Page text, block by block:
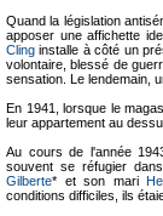
Quand la législation
apposer une affichette
Cling installe à côté un
volontaire, blessé de
sensation. Le lendemain,
En 1941, lorsque le
leur appartement au
Au cours de l'année
souvent se réfugier
Gilberte* et son mari
conditions difficiles, ils